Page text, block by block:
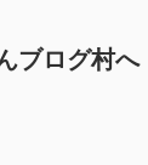
ブログ村へ